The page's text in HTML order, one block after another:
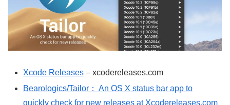
Xcode Releases – xcodereleases.com
Bearologics/Tailor： An OS X status bar app to
quickly check for new releases at Xcodereleases.com